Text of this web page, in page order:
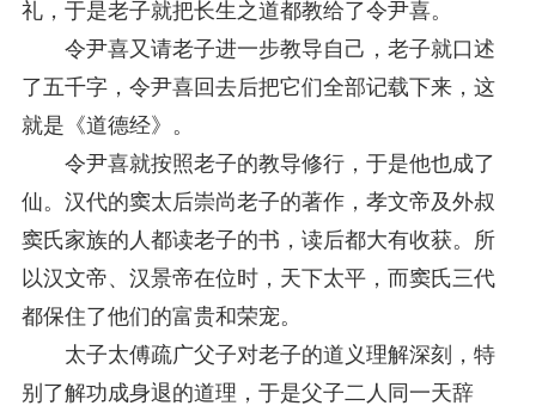
礼，于是老子就把长生之道都教给了令尹喜。
令尹喜又请老子进一步教导自己，老子就口述
了五千字，令尹喜回去后把它们全部记载下来，这
就是《道德经》。
令尹喜就按照老子的教导修行，于是他也成了
仙。汉代的窦太后崇尚老子的著作，孝文帝及外叔
窦氏家族的人都读老子的书，读后都大有收获。所
以汉文帝、汉景帝在位时，天下太平，而窦氏三代
都保住了他们的富贵和荣宠。
太子太傅疏广父子对老子的道义理解深刻，特
别了解功成身退的道理，于是父子二人同一天辞